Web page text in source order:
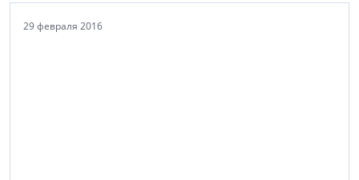
29 февраля 2016